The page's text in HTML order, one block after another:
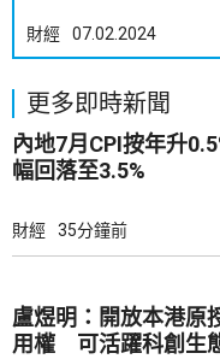
財經 07.02.2024
更多即時新聞
內地7月CPI按年升
幅回落至3.5%
財經 35分鐘前
盧煜明：開放本港原
用權 可活躍科創生